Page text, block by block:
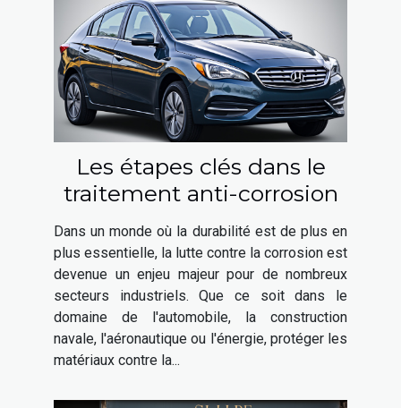
Les étapes clés dans le
traitement anti-corrosion
Dans un monde où la durabilité est de plus en
plus essentielle, la lutte contre la corrosion est
devenue un enjeu majeur pour de nombreux
secteurs industriels. Que ce soit dans le
domaine de l'automobile, la construction
navale, l'aéronautique ou l'énergie, protéger les
matériaux contre la...